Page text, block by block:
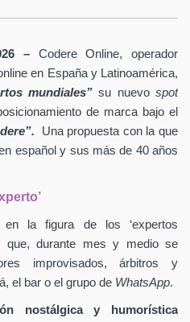
– Codere Online, operador
en España y Latinoamérica,
mundiales” su nuevospot
de marca bajo el
Una propuesta con la que
español y sus más de 40 años
la figura de los ‘expertos
que, durante mes y medio se
improvisados, árbitros y
el bar o el grupo de WhatsApp.
nostálgica y humorística